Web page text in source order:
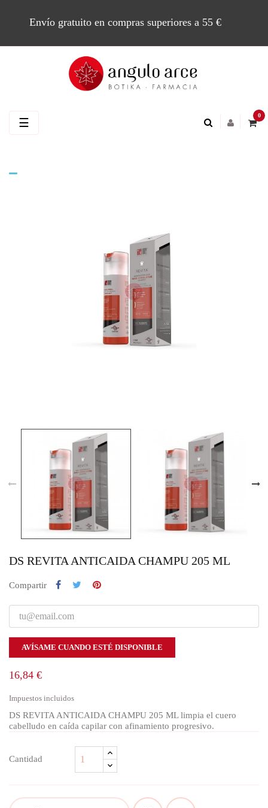
Envío gratuito en compras superiores a 55 €
0
Navegación
☰
DS REVITA ANTICAIDA CHAMPU 205 ML
Compartir
AVÍSAME CUANDO ESTÉ DISPONIBLE
16,84 €
Impuestos incluidos
DS REVITA ANTICAIDA CHAMPU 205 ML limpia el cuero
cabelludo en caída capilar con afinamiento progresivo.
Cantidad